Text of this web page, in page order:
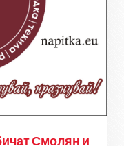
Смолян и